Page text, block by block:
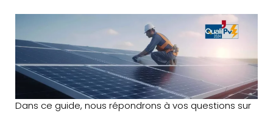
Dans ce guide, nous répondrons à vos questions sur